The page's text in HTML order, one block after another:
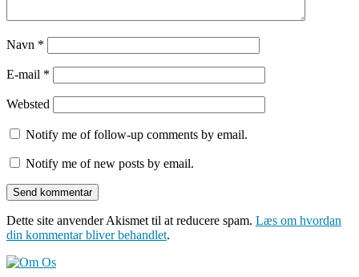
Navn *
E-mail *
Websted
Notify me of follow-up comments by email.
Notify me of new posts by email.
Dette site anvender Akismet til at reducere spam. Læs om hvordan
din kommentar bliver behandlet.